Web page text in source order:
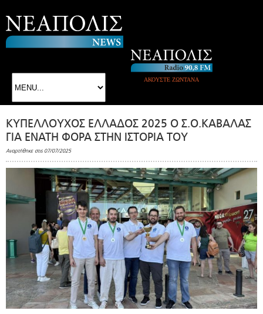
ΑΚΟΥΣΤΕ ΖΩΝΤΑΝΑ
ΚΥΠΕΛΛΟΥΧΟΣ ΕΛΛΑΔΟΣ 2025 Ο Σ.Ο.ΚΑΒΑΛΑΣ
ΓΙΑ ΕΝΑΤΗ ΦΟΡΑ ΣΤΗΝ ΙΣΤΟΡΙΑ ΤΟΥ
Αναρτήθηκε στις 07/07/2025